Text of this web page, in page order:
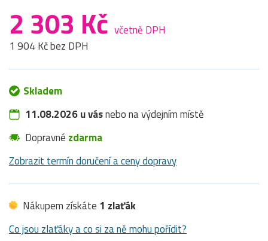
2 303 Kč včetně DPH
1 904 Kč bez DPH
Skladem
11.08.2026 u vásnebo na výdejním místě
Dopravné zdarma
Zobrazit termín doručení a ceny dopravy
Nákupem získáte 1 zlaťák
Co jsou zlaťáky a co si za ně mohu pořídit?